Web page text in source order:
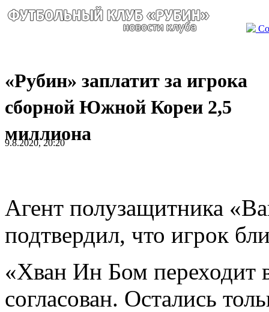
«Рубин» заплатит за игрока
сборной Южной Кореи 2,5
миллиона
9.8.2020, 20:20
Агент полузащитника
подтвердил, что игрок
«Хван Ин Бом переходит
согласован. Остались